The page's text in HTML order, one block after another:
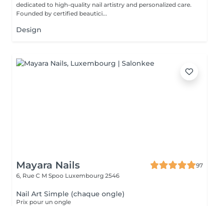
dedicated to high-quality nail artistry and personalized care.
Founded by certified beautici...
Design
Mayara Nails
97
6, Rue C M Spoo Luxembourg 2546
Nail Art Simple (chaque ongle)
Prix pour un ongle